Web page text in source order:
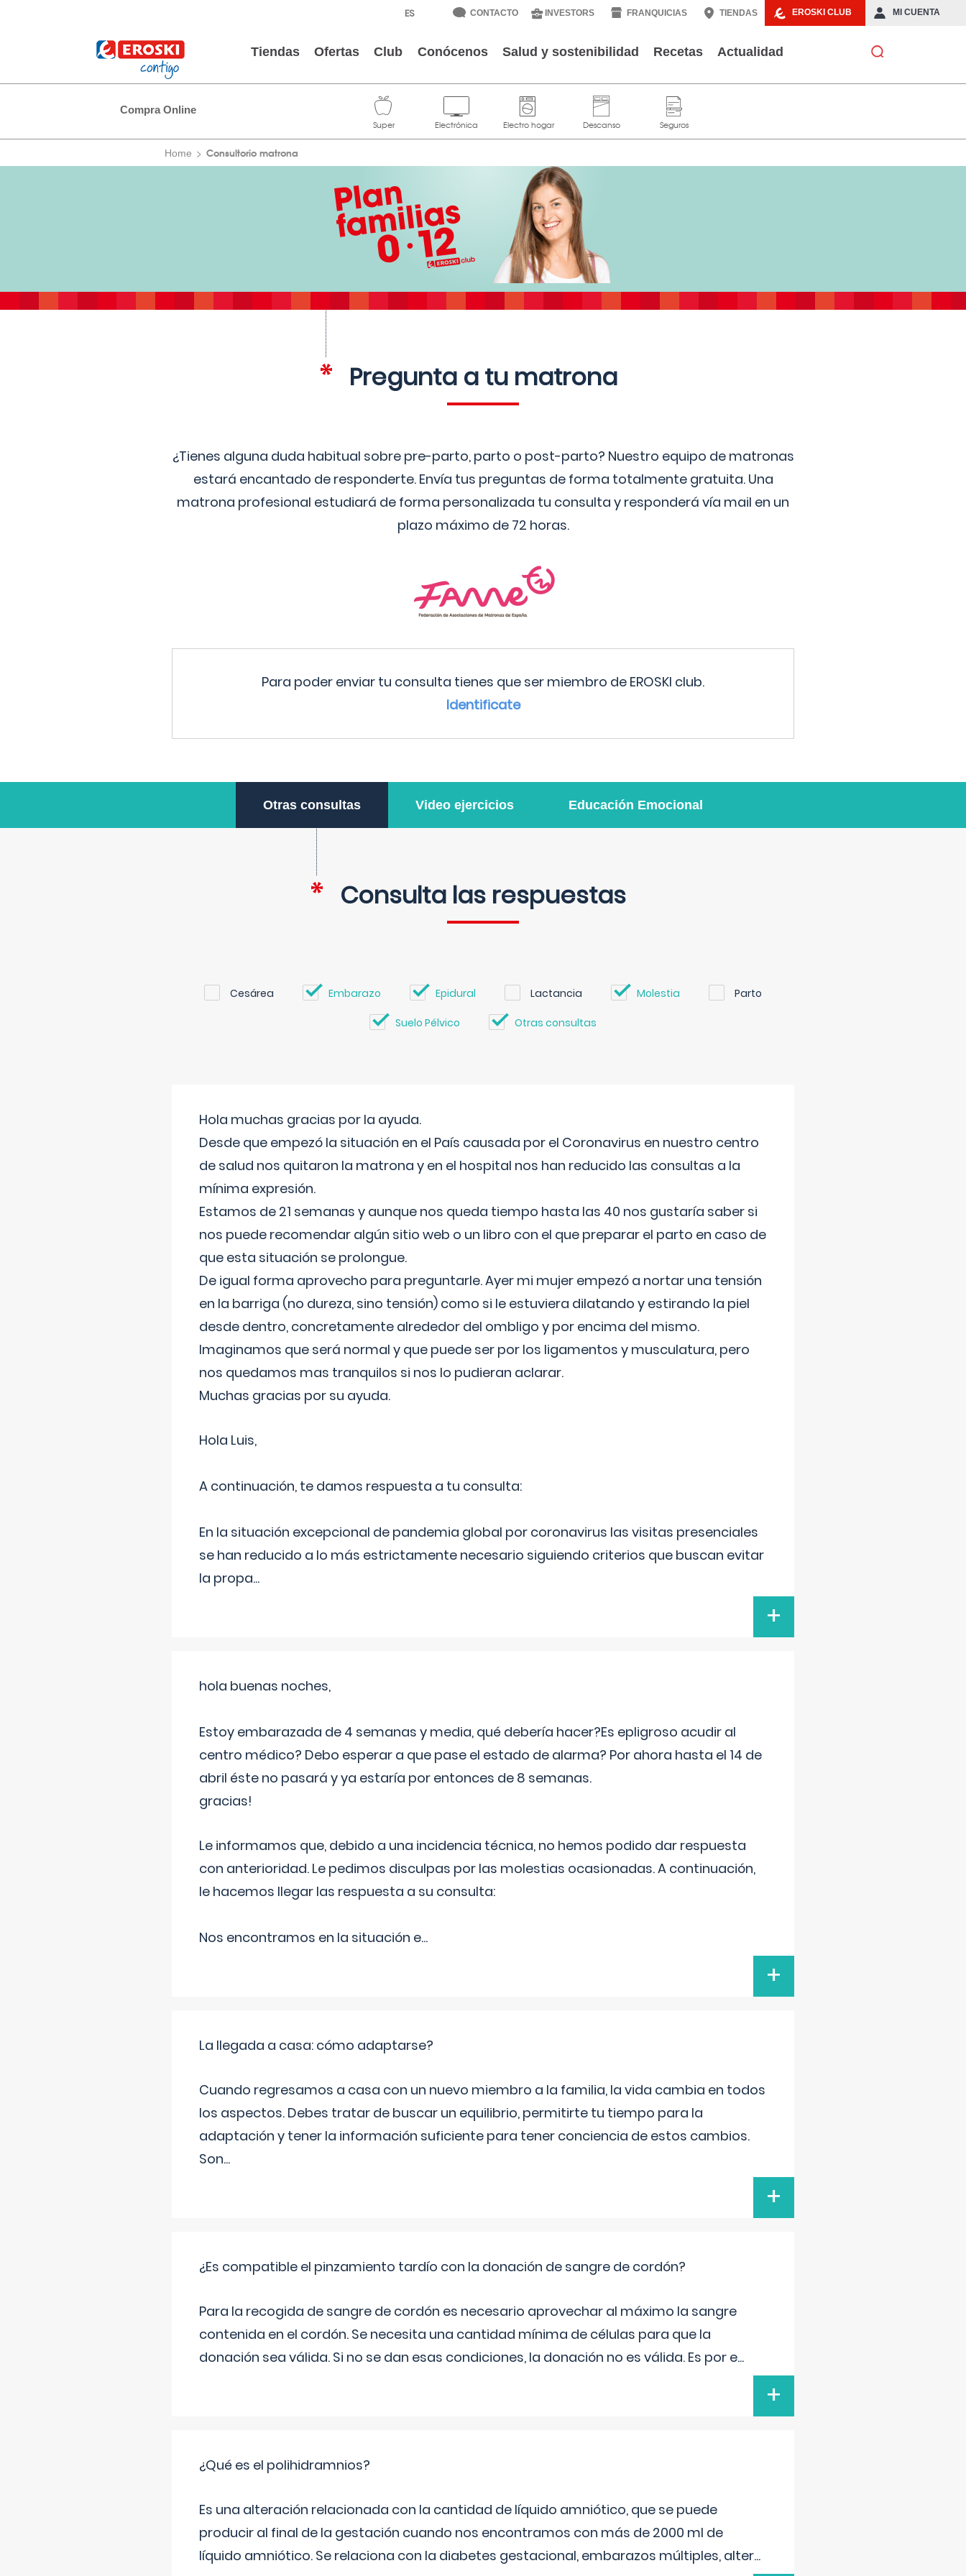
EROSKI CLUB MI CUENTA
CONTACTO INVESTORS FRANQUICIAS TIENDAS
Tiendas Ofertas Club Conócenos Salud y sostenibilidad Recetas Actualidad
Compra Online
Home Consultorio matrona
Pregunta a tu matrona
¿Tienes alguna duda habitual sobre pre-parto, parto o post-parto? Nuestro equipo de matronas
estará encantado de responderte. Envía tus preguntas de forma totalmente gratuita. Una
matrona profesional estudiará de forma personalizada tu consulta y responderá vía mail en un
plazo máximo de 72 horas.
Para poder enviar tu consulta tienes que ser miembro de EROSKI club.
Identificate
Otras consultas Video ejercicios Educación Emocional
Consulta las respuestas
Cesárea Embarazo Epidural Lactancia Molestia Parto
Suelo Pélvico Otras consultas
Hola muchas gracias por la ayuda.
Desde que empezó la situación en el País causada por el Coronavirus en nuestro centro
de salud nos quitaron la matrona y en el hospital nos han reducido las consultas a la
mínima expresión.
Estamos de 21 semanas y aunque nos queda tiempo hasta las 40 nos gustaría saber si
nos puede recomendar algún sitio web o un libro con el que preparar el parto en caso de
que esta situación se prolongue.
De igual forma aprovecho para preguntarle. Ayer mi mujer empezó a nortar una tensión
en la barriga (no dureza, sino tensión) como si le estuviera dilatando y estirando la piel
desde dentro, concretamente alrededor del ombligo y por encima del mismo.
Imaginamos que será normal y que puede ser por los ligamentos y musculatura, pero
nos quedamos mas tranquilos si nos lo pudieran aclarar.
Muchas gracias por su ayuda.
Hola Luis,
A continuación, te damos respuesta a tu consulta:
En la situación excepcional de pandemia global por coronavirus las visitas presenciales
se han reducido a lo más estrictamente necesario siguiendo criterios que buscan evitar
la propa...
+
hola buenas noches,
Estoy embarazada de 4 semanas y media, qué debería hacer?Es epligroso acudir al
centro médico? Debo esperar a que pase el estado de alarma? Por ahora hasta el 14 de
abril éste no pasará y ya estaría por entonces de 8 semanas.
gracias!
Le informamos que, debido a una incidencia técnica, no hemos podido dar respuesta
con anterioridad. Le pedimos disculpas por las molestias ocasionadas. A continuación,
le hacemos llegar las respuesta a su consulta:
Nos encontramos en la situación e...
+
La llegada a casa: cómo adaptarse?
Cuando regresamos a casa con un nuevo miembro a la familia, la vida cambia en todos
los aspectos. Debes tratar de buscar un equilibrio, permitirte tu tiempo para la
adaptación y tener la información suficiente para tener conciencia de estos cambios.
Son...
+
¿Es compatible el pinzamiento tardío con la donación de sangre de cordón?
Para la recogida de sangre de cordón es necesario aprovechar al máximo la sangre
contenida en el cordón. Se necesita una cantidad mínima de células para que la
donación sea válida. Si no se dan esas condiciones, la donación no es válida. Es por e...
+
¿Qué es el polihidramnios?
Es una alteración relacionada con la cantidad de líquido amniótico, que se puede
producir al final de la gestación cuando nos encontramos con más de 2000 ml de
líquido amniótico. Se relaciona con la diabetes gestacional, embarazos múltiples, alter...